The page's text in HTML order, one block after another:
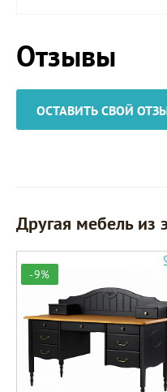
Отзывы
ОСТАВИТЬ СВОЙ
Другая мебель из
-9%